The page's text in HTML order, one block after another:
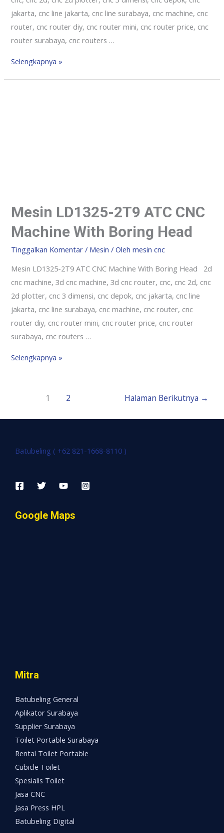
jakarta, cnc line jakarta, cnc line surabaya, cnc machine, cnc
router, cnc router diy, cnc router mini, cnc router price, cnc
router surabaya, cnc routers …
Selengkapnya »
Mesin LD1325-2T9 ATC CNC
Machine With Boring Head
Tinggalkan Komentar / Mesin / Olehmesin cnc
Mesin LD1325-2T9 ATC CNC Machine With Boring Head 2d
cnc machine, 3d cnc machine, 3d cnc router, cnc, cnc 2d, cnc
2d plotter, cnc 3 dimensi, cnc depok, cnc jakarta, cnc line
jakarta, cnc line surabaya, cnc machine, cnc router, cnc
router diy, cnc router mini, cnc router price, cnc router
surabaya, cnc routers …
Selengkapnya »
1 2 Halaman Berikutnya →
Batubeling ( +62 821-1668-8110 )
Google Maps
Mitra
Batubeling General
Aplikator Surabaya
Supplier Surabaya
Toilet Portable Surabaya
Rental Toilet Portable
Cubicle Toilet
Spesialis Toilet
Jasa CNC
Jasa Press HPL
Batubeling Digital